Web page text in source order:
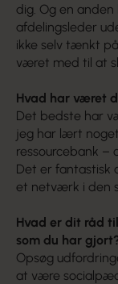
dig. Og en anden
afdelingsleder
ikke selv tænkt
været med til at
Hvad har været
Det bedste har
jeg har lært
ressourcebank –
Det er fantastisk
et netværk i den
Hvad er dit råd
som du har
Opsøg
at være